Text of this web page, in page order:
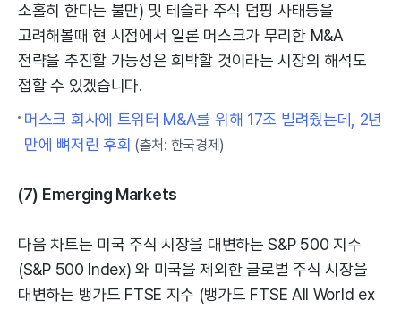
소홀히 한다는 불만) 및 테슬라 주식 덤핑 사태등을
고려해볼때 현 시점에서 일론 머스크가 무리한 M&A
전략을 추진할 가능성은 희박할 것이라는 시장의 해석도
접할 수 있겠습니다.
머스크 회사에 트위터 M&A를 위해 17조 빌려줬는데, 2년
만에 뼈저린 후회 (출처: 한국경제)
(7) Emerging Markets
다음 차트는 미국 주식 시장을 대변하는 S&P 500 지수
(S&P 500 Index) 와 미국을 제외한 글로벌 주식 시장을
대변하는 뱅가드 FTSE 지수 (뱅가드 FTSE All World ex